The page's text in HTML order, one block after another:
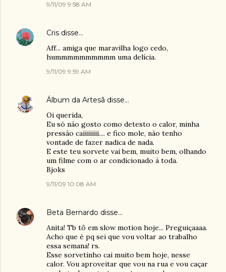
9/11/09 9:58 AM
Cris disse…
Aff... amiga que maravilha logo cedo,
hummmmmmmmmm uma delícia.
9/11/09 9:59 AM
Álbum da Artesã disse…
Oi querida,
Eu só não gosto como detesto o calor, minha
pressão caiiiiiiii.... e fico mole, não tenho
vontade de fazer nadica de nada.
E este teu sorvete vai bem, muito bem, olhando
um filme com o ar condicionado à toda.
Bjoks
9/11/09 10:08 AM
Beta Bernardo disse…
Anita! Tb tô em slow motion hoje... Preguiçaaaa.
Acho que é pq sei que vou voltar ao trabalho
essa semana! rs.
Esse sorvetinho cai muito bem hoje, nesse
calor. Vou aproveitar que vou na rua e vou caçar